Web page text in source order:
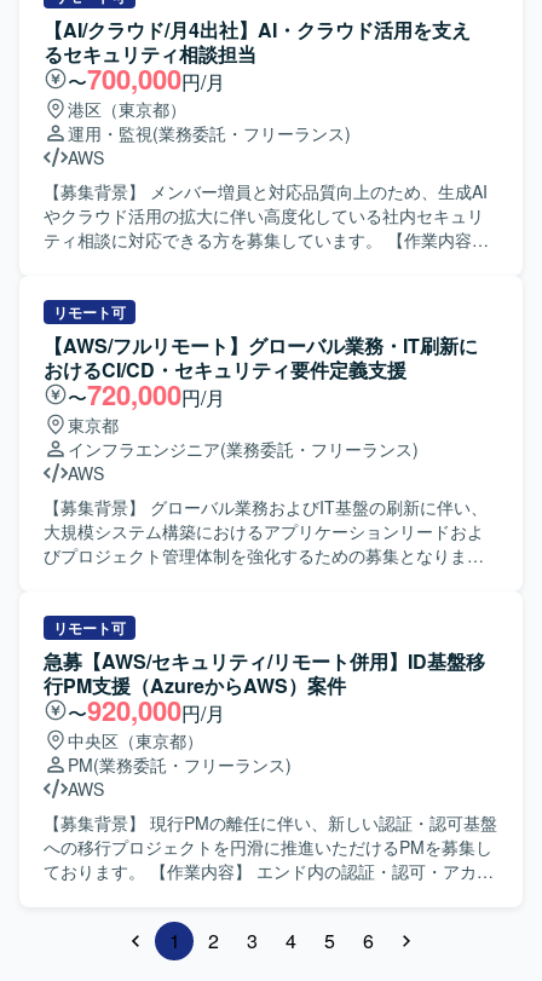
ョンの魅力】 Java＋SpringBootおよびReactを用いたシス
テムに対して、セキュリティ対応やバージョンアップとい
った上流寄りの技術課題に取り組むことができます。AIツ
ールを積極的に活用しながら開発プロセスの改善に携われ
るため、最新の開発スタイルを実践的に習得できます。ユ
ーザーとの直接調整を通じて、技術とビジネスの両面から
スキルを高められるポジションです。 【開発環境】 Java＋
SpringBootを中心としたバックエンド環境と、Reactベース
のフロントエンド環境での開発となります。インフラには
AWSを利用しており、AIツールとしてClaude Codeや
てご担当いただきます。複数名で構成される診断チームの
中核メンバーとして、リーダーとしての立ち振る舞いと技
術力を発揮していただきます。 【求める人物像】 技術的な
知見に加え、チームをまとめるリーダーシップやサポート
姿勢をお持ちの方を求めています。顧客やメンバーと円滑
にコミュニケーションを取り、能動的に動いて課題解決に
取り組んでいただける方が望ましいです。 【ポジションの
魅力】 手動診断とAIを活用したソースコード診断の双方に
携わることで、最新のセキュリティ診断手法を実務を通じ
て習得していただけます。顧客への報告や提案まで担うこ
環境】 AIツールを活用したソースコード診断環境および各
種脆弱性診断ツールを利用したセキュリティ診断環境にな
ります。
【AI/クラウド/月4出社】AI・クラウド活用を支え
るセキュリティ相談担当
〜700,000円/月
港区（東京都）
運用・監視(業務委託・フリーランス)
AWS
【募集背景】 メンバー増員と対応品質向上のため、生成AI
やクラウド活用の拡大に伴い高度化している社内セキュリ
ティ相談に対応できる方を募集しています。 【作業内容】
フローを踏まえたリスク整理と判断、AM／認証設計の妥当
性確認、個人情報・機密情報の取り扱い確認、利用規約・
DPA等の懸念点抽出を行い、関係部門との議論および代替
案提示をしていただきます。過去の相談・審査結果の棚卸
しおよび論点分類、判断基準のパターン化・再利用可能な
形への可視化、FAQ／ナレッジベースへの落とし込みな
ど、既存チェック結果の整理も行っていただきます。あわ
せて相談傾向の分析を行い、ガイドライン・標準化に向け
た改善提案や社内リテラシー向上のための啓発資料ドラフ
ト作成など継続的改善も推進していただきます。 【求める
人物像】 事実に基づき結論を出せる方を求めています。判
境です。 【ポジションの魅力】 生成AIやクラウド活用が進
む環境において、AI／SaaS／クラウド利用に関するセキュ
リティ相談を通じ実践的なリスク整理と判断に携わること
ができます。CSIRTや情報セキュリティ推進などと連携し
ながら、チェック結果の蓄積を活かした相談品質の安定
化・標準化に取り組み、ガイドライン整備やナレッジベー
ス構築など組織全体のセキュリティレベル向上に貢献でき
るポジションです。 【開発環境】 AI／SaaS／クラウド等
の各種サービスや、クラウド（AWS/GCP等）環境を対象と
したセキュリティ相談・評価業務の環境でご就業いただき
ます。
リモート可
【AWS/フルリモート】グローバル業務・IT刷新に
おけるCI/CD・セキュリティ要件定義支援
〜720,000円/月
東京都
インフラエンジニア(業務委託・フリーランス)
AWS
【募集背景】 グローバル業務およびIT基盤の刷新に伴い、
大規模システム構築におけるアプリケーションリードおよ
びプロジェクト管理体制を強化するための募集となりま
ードしていただきます。具体的には、Webアプリケーショ
ンおよび関連API、画面・帳票、バッチ処理の要件定義・設
計、ドキュメンテーションを行っていただきます。また、
DBおよびマスタデータ管理に関わるデータモデリングや、
標準化・ガイドラインの策定にも携わっていただきます。
加えて、関係者とのコミュニケーションを通じてプロジェ
クト全体の整合性を取りながら推進していただきます。
【求める人物像】 複数のステークホルダーと円滑にコミュ
ニケーションを取りながら、主体的に課題を発見し解決ま
で推進できる方を求めています。大規模かつ複雑なシステ
ム構築において、全体像を意識しながら細部の仕様整理や
が望ましいです。 【ポジションの魅力】 グローバル規模の
業務・IT刷新プロジェクトに参画し、Webアプリケーショ
ンやデータ基盤の標準化・ガイドライン策定など、上流工
リモート可
急募【AWS/セキュリティ/リモート併用】ID基盤移
行PM支援（AzureからAWS）案件
〜920,000円/月
中央区（東京都）
PM(業務委託・フリーランス)
AWS
【募集背景】 現行PMの離任に伴い、新しい認証・認可基盤
への移行プロジェクトを円滑に推進いただけるPMを募集し
ております。 【作業内容】 エンド内の認証・認可・アカウ
システムのアカウント管理機能を新システムへ移行完了す
るまでのプロジェクト管理を行っていただきます。スクラ
ム開発ではカバーしきれないリリース管理やプロジェクト
1 2 3 4 5 6